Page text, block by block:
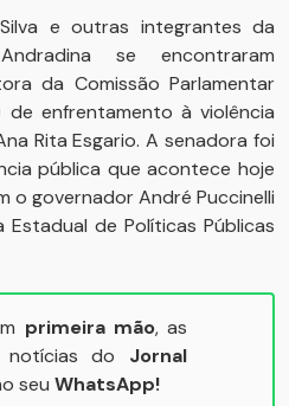
e outras integrantes da
se encontraram
da Comissão Parlamentar
de enfrentamento à violência
Rita Esgario. A senadora foi
pública que acontece hoje
o governador André Puccinelli
de Políticas Públicas
primeira mão, as
notícias do Jornal
seu WhatsApp!